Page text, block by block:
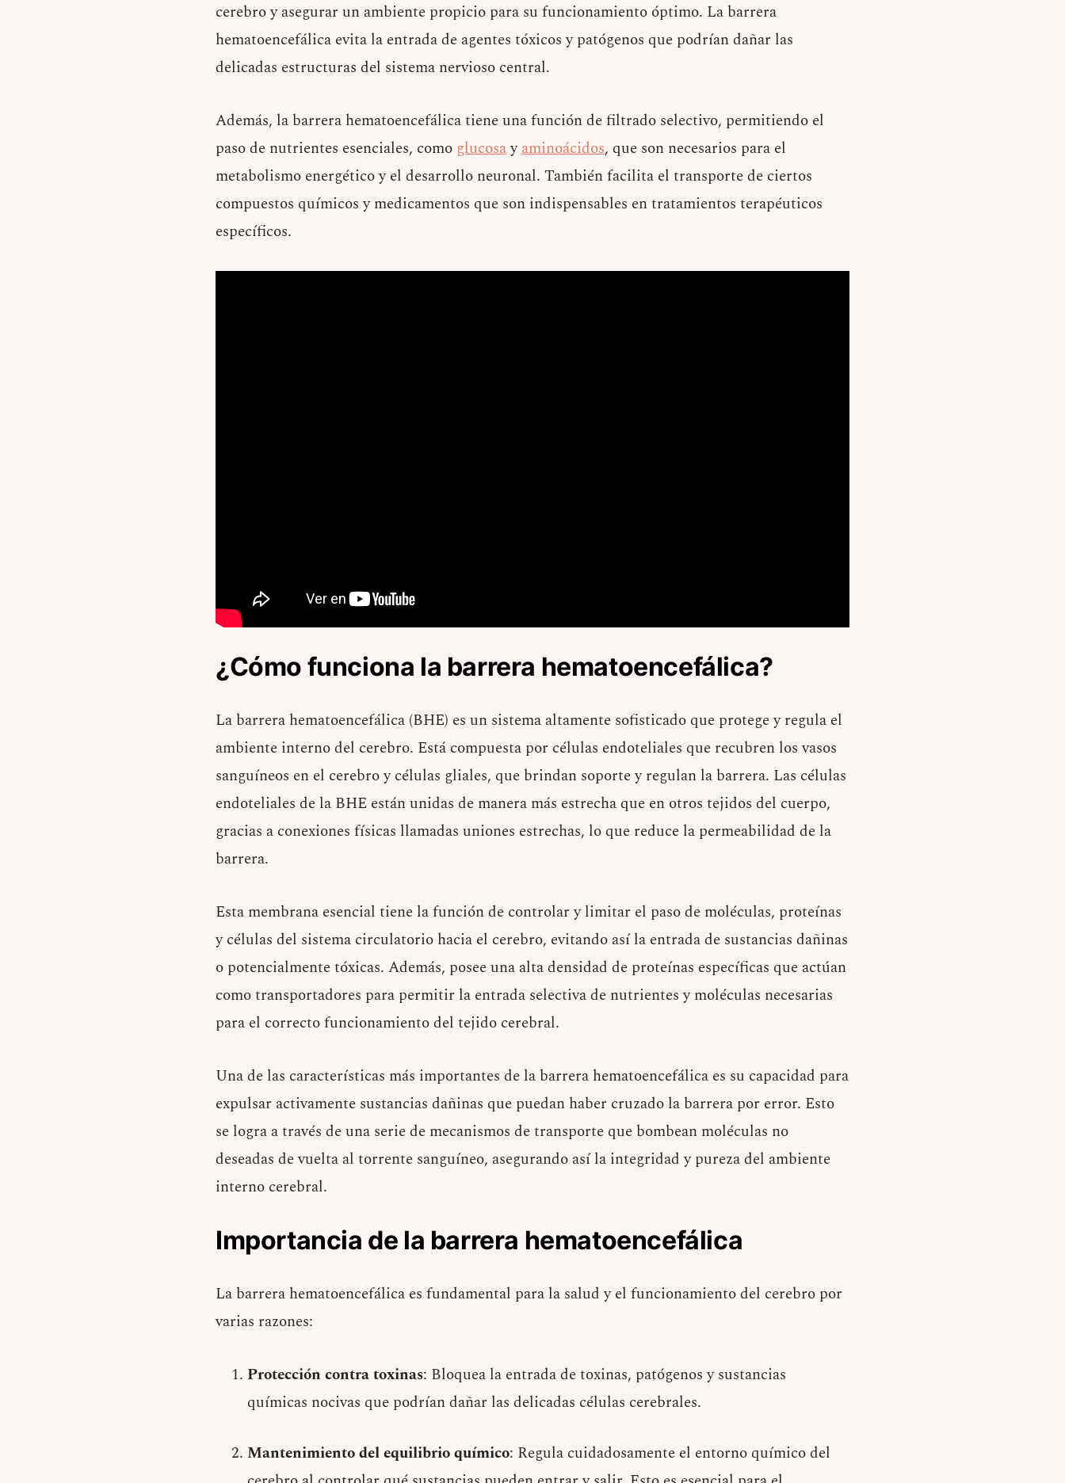
cerebro y asegurar un ambiente propicio para su funcionamiento óptimo. La barrera
hematoencefálica evita la entrada de agentes tóxicos y patógenos que podrían dañar las
delicadas estructuras del sistema nervioso central.
Además, la barrera hematoencefálica tiene una función de filtrado selectivo, permitiendo el
paso de nutrientes esenciales, como glucosayaminoácidos, que son necesarios para el
metabolismo energético y el desarrollo neuronal. También facilita el transporte de ciertos
compuestos químicos y medicamentos que son indispensables en tratamientos terapéuticos
específicos.
¿Cómo funciona la barrera hematoencefálica?
La barrera hematoencefálica (BHE) es un sistema altamente sofisticado que protege y regula el
ambiente interno del cerebro. Está compuesta por células endoteliales que recubren los vasos
sanguíneos en el cerebro y células gliales, que brindan soporte y regulan la barrera. Las células
endoteliales de la BHE están unidas de manera más estrecha que en otros tejidos del cuerpo,
gracias a conexiones físicas llamadas uniones estrechas, lo que reduce la permeabilidad de la
barrera.
Esta membrana esencial tiene la función de controlar y limitar el paso de moléculas, proteínas
y células del sistema circulatorio hacia el cerebro, evitando así la entrada de sustancias dañinas
o potencialmente tóxicas. Además, posee una alta densidad de proteínas específicas que actúan
como transportadores para permitir la entrada selectiva de nutrientes y moléculas necesarias
para el correcto funcionamiento del tejido cerebral.
Una de las características más importantes de la barrera hematoencefálica es su capacidad para
expulsar activamente sustancias dañinas que puedan haber cruzado la barrera por error. Esto
se logra a través de una serie de mecanismos de transporte que bombean moléculas no
deseadas de vuelta al torrente sanguíneo, asegurando así la integridad y pureza del ambiente
interno cerebral.
Importancia de la barrera hematoencefálica
La barrera hematoencefálica es fundamental para la salud y el funcionamiento del cerebro por
varias razones:
Protección contra toxinas: Bloquea la entrada de toxinas, patógenos y sustancias
químicas nocivas que podrían dañar las delicadas células cerebrales.
Mantenimiento del equilibrio químico: Regula cuidadosamente el entorno químico del